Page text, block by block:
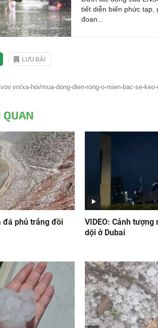
tại
tiết diễn biến phức tạp,
đoan...
LƯU BÀI
xa-hoi/mua-dong-dien-rong-o-mien-bac-se-
QUAN
đá phủ trắng đồi
VIDEO: Cảnh
dội ở Dubai